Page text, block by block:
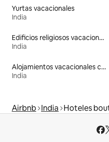
Yurtas vacacionales
India
Edificios religiosos vacacionales
India
Alojamientos vacacionales con entrada y salida de pistas de esquí
India
Airbnb India Hoteles